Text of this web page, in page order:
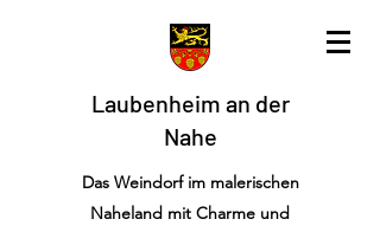
Laubenheim an der
Nahe
Das Weindorf im malerischen
Naheland mit Charme und